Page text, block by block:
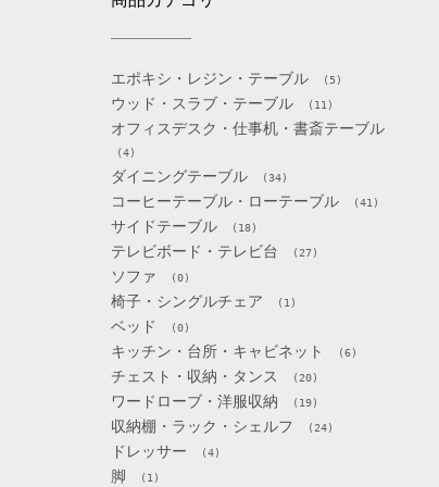
エポキシ・レジン・テーブル (5)
ウッド・スラブ・テーブル (11)
オフィスデスク・仕事机・書斎テーブル
(4)
ダイニングテーブル (34)
コーヒーテーブル・ローテーブル (41)
サイドテーブル (18)
テレビボード・テレビ台 (27)
ソファ (0)
椅子・シングルチェア (1)
ベッド (0)
キッチン・台所・キャビネット (6)
チェスト・収納・タンス (20)
ワードローブ・洋服収納 (19)
収納棚・ラック・シェルフ (24)
ドレッサー (4)
脚 (1)